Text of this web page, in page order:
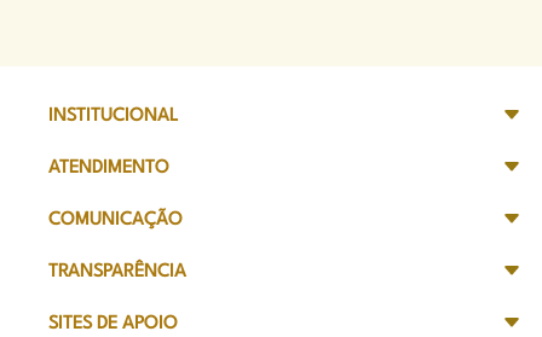
INSTITUCIONAL
ATENDIMENTO
COMUNICAÇÃO
TRANSPARÊNCIA
SITES DE APOIO